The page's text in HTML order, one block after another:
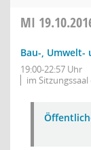
MI
Bau-, Umwelt-
19:00-22:57 Uhr
im